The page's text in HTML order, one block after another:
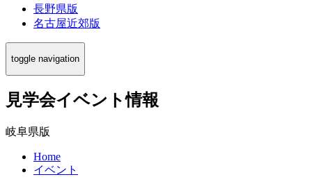
長野県版
名古屋近郊版
toggle navigation
見学会イベント情報
岐阜県版
Home
イベント